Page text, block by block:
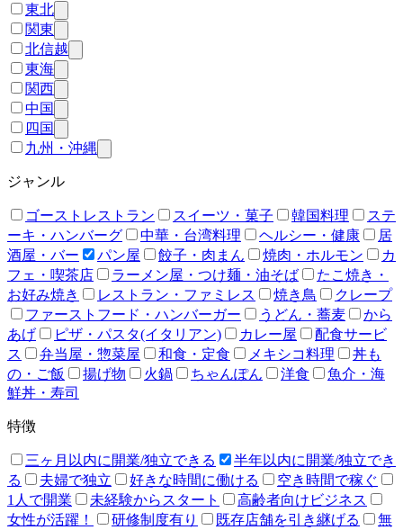
東北
関東
北信越
東海
関西
中国
四国
九州・沖縄
ジャンル
ゴーストレストラン スイーツ・菓子 韓国料理
ステ
ーキ・ハンバーグ
中華・台湾料理 ヘルシー・健康
居
酒屋・バー
パン屋 餃子・肉まん 焼肉・ホルモン
カ
フェ・喫茶店
ラーメン屋・つけ麺・油そば
たこ焼き・
お好み焼き
レストラン・ファミレス 焼き鳥
クレープ
ファーストフード・ハンバーガー
うどん・蕎麦
から
あげ
ピザ・パスタ(イタリアン) カレー屋
配食サービ
ス
弁当屋・惣菜屋 和食・定食 メキシコ料理
丼も
の・ご飯
揚げ物 火鍋 ちゃんぽん 洋食
魚介・海
鮮丼・寿司
特徴
三ヶ月以内に開業/独立できる
半年以内に開業/独立でき
る
夫婦で独立 好きな時間に働ける
空き時間で稼ぐ
1人で開業
未経験からスタート
高齢者向けビジネス
女性が活躍！
研修制度有り 既存店舗を引き継げる
無